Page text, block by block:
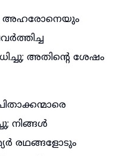
അഹരോനെയും
അതിന്റെ ശേഷം
നിങ്ങൾ
രഥങ്ങളോടും